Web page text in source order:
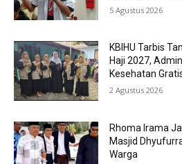
5 Agustus 2026
KBIHU Tarbis
Haji 2027,
Kesehatan
2 Agustus 2026
Rhoma Irama
Masjid
Warga